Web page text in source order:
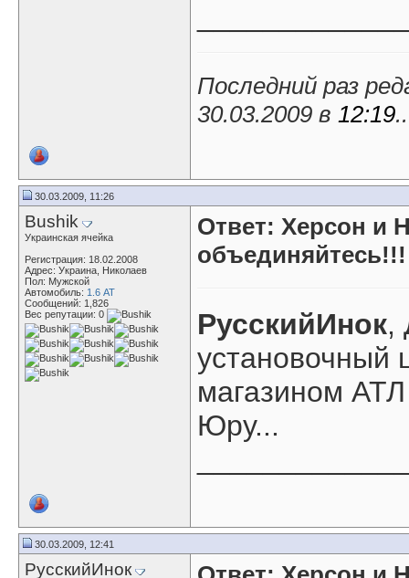
Последний раз
30.03.2009 в 12:19..
30.03.2009, 11:26
Bushik
Украинская ячейка
Регистрация: 18.02.2008
Адрес: Украина, Николаев
Пол: Мужской
Автомобиль: 1.6 АТ
Сообщений: 1,826
Вес репутации: 0
Ответ: Херсон и
объединяйтесь!!!
РусскийИнок,
установочный
магазином
Юру...
30.03.2009, 12:41
РусскийИнок